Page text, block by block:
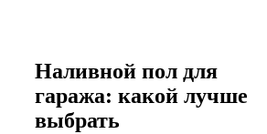
Наливной пол для
гаража: какой лучше
выбрать